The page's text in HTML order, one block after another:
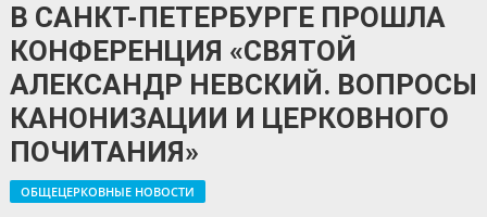
В САНКТ-ПЕТЕРБУРГЕ ПРОШЛА
КОНФЕРЕНЦИЯ «СВЯТОЙ
АЛЕКСАНДР НЕВСКИЙ. ВОПРОСЫ
КАНОНИЗАЦИИ И ЦЕРКОВНОГО
ПОЧИТАНИЯ»
ОБЩЕЦЕРКОВНЫЕ НОВОСТИ